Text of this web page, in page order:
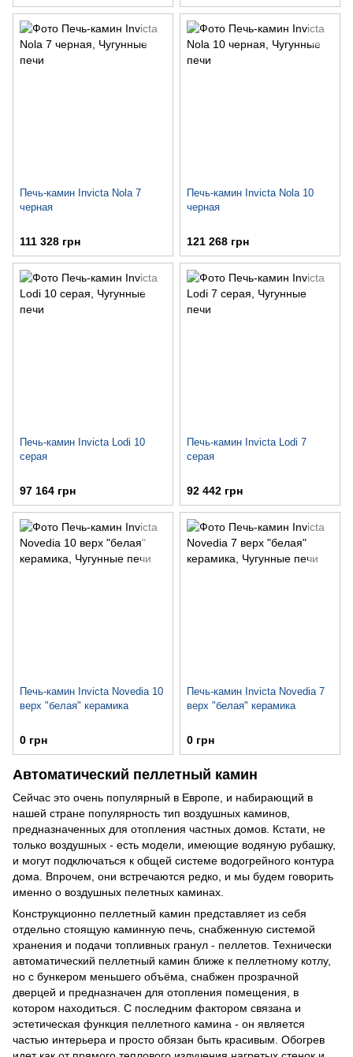
Печь-камин Invicta Nola 7
черная
111 328 грн
Печь-камин Invicta Nola 10
черная
121 268 грн
Печь-камин Invicta Lodi 10
серая
97 164 грн
Печь-камин Invicta Lodi 7
серая
92 442 грн
Печь-камин Invicta Novedia 10
верх "белая" керамика
0 грн
Печь-камин Invicta Novedia 7
верх "белая" керамика
0 грн
Автоматический пеллетный камин
Сейчас это очень популярный в Европе, и набирающий в
нашей стране популярность тип воздушных каминов,
предназначенных для отопления частных домов. Кстати, не
только воздушных - есть модели, имеющие водяную рубашку,
и могут подключаться к общей системе водогрейного контура
дома. Впрочем, они встречаются редко, и мы будем говорить
именно о воздушных пелетных каминах.
Конструкционно пеллетный камин представляет из себя
отдельно стоящую каминную печь, снабженную системой
хранения и подачи топливных гранул - пеллетов. Технически
автоматический пеллетный камин ближе к пеллетному котлу,
но с бункером меньшего объёма, снабжен прозрачной
дверцей и предназначен для отопления помещения, в
котором находиться. С последним фактором связана и
эстетическая функция пеллетного камина - он является
частью интерьера и просто обязан быть красивым. Обогрев